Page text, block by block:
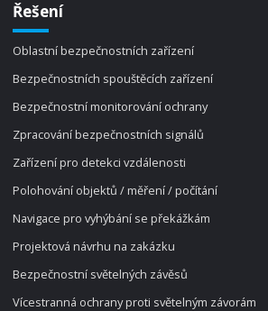
Řešení
Oblastní bezpečnostních zařízení
Bezpečnostních spouštěcích zařízení
Bezpečnostní monitorování ochrany
Zpracování bezpečnostních signálů
Zařízení pro detekci vzdálenosti
Polohování objektů / měření / počítání
Navigace pro vyhýbání se překážkám
Projektová návrhu na zakázku
Bezpečnostní světelných závěsů
Vícestranná ochrany proti světelným závorám